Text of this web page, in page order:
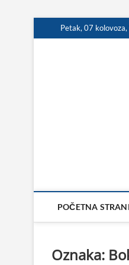
to
Petak, 07
POČETNA
Oznaka: